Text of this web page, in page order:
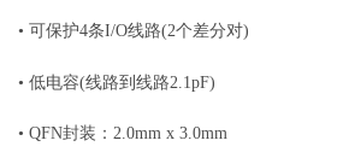
• 可保护4条I/O线路(2个差分对)
• 低电容(线路到线路2.1pF)
• QFN封装：2.0mm x 3.0mm